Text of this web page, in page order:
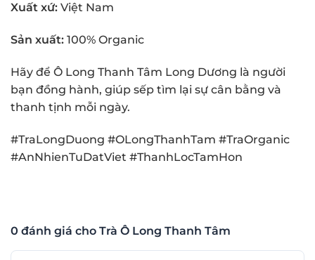
Xuất xứ: Việt Nam
Sản xuất: 100% Organic
Hãy để Ô Long Thanh Tâm Long Dương là người
bạn đồng hành, giúp sếp tìm lại sự cân bằng và
thanh tịnh mỗi ngày.
#TraLongDuong #OLongThanhTam #TraOrganic
#AnNhienTuDatViet #ThanhLocTamHon
0 đánh giá cho Trà Ô Long Thanh Tâm